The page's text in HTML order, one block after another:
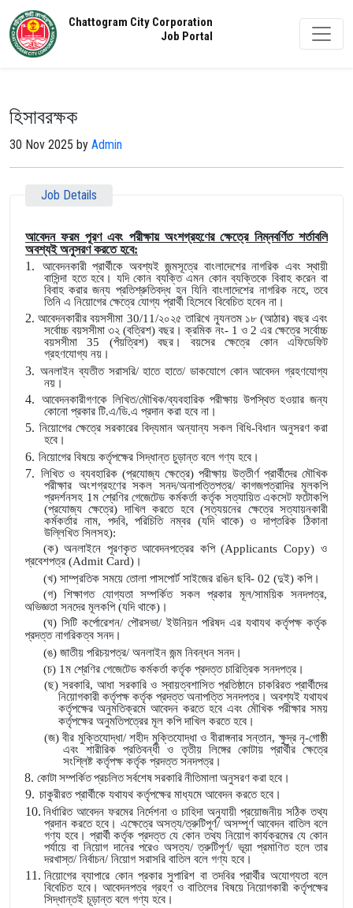
Chattogram City Corporation
Job Portal
হিসাবরক্ষক
30 Nov 2025 by Admin
Job Details
আবেদন ফরম পূরণ এবং পরীক্ষায় অংশগ্রহণের ক্ষেত্রে নিম্নবর্ণিত শর্তাবলি
অবশ্যই অনুসরণ করতে হবে:
1.
আবেদনকারী প্রার্থীকে অবশ্যই জন্মসূত্রে বাংলাদেশের নাগরিক এবং স্থায়ী
বাসিন্দা হতে হবে। যদি কোন ব্যক্তি এমন কোন ব্যক্তিকে বিবাহ করেন বা
বিবাহ করার জন্য প্রতিশ্রুতিবদ্ধ হন যিনি বাংলাদেশের নাগরিক নহে, তবে
তিনি এ নিয়োগের ক্ষেত্রে যোগ্য প্রার্থী হিসেবে বিবেচিত হবেন না।
2. আবেদনকারীর বয়সসীমা 30/11/২০২৫ তারিখে ন্যূনতম ১৮ (আঠার) বছর এবং
সর্বোচ্চ বয়সসীমা ৩২ (বত্রিশ) বছর। ক্রমিক নং- 1 ও 2 এর ক্ষেত্রে সর্বোচ্চ
বয়সসীমা 35 (পঁয়ত্রিশ) বছর। বয়সের ক্ষেত্রে কোন এফিডেফিট
গ্রহণযোগ্য নয়।
3. অনলাইন ব্যতীত সরাসরি/ হাতে হাতে/ ডাকযোগে কোন আবেদন গ্রহণযোগ্য
নয়।
4.
আবেদনকারীগণকে লিখিত/মৌখিক/ব্যবহারিক পরীক্ষায় উপস্থিত হওয়ার জন্য
কোনো প্রকার টি.এ/ডি.এ প্রদান করা হবে না।
5. নিয়োগের ক্ষেত্রে সরকারের বিদ্যমান অন্যান্য সকল বিধি-বিধান অনুসরণ করা
হবে।
6. নিয়োগের বিষয়ে কর্তৃপক্ষের সিদ্ধান্ত চুড়ান্ত বলে গণ্য হবে।
7. লিখিত ও ব্যবহারিক (প্রযোজ্য ক্ষেত্রে) পরীক্ষায় উত্তীর্ণ প্রার্থীদের মৌখিক
পরীক্ষার অংশগ্রহণের সকল সনদ/অনাপত্তিপত্র/ কাগজপত্রাদির মূলকপি
প্রদর্শনসহ 1ম শ্রেণির গেজেটেড কর্মকর্তা কর্তৃক সত্যায়িত একসেট ফটোকপি
(প্রযোজ্য ক্ষেত্রে) দাখিল করতে হবে (সত্যয়নের ক্ষেত্রে সত্যায়নকারী
কর্মকর্তার নাম, পদবি, পরিচিতি নম্বর (যদি থাকে) ও দাপ্তরিক ঠিকানা
উল্লিখিত সিলসহ):
(ক) অনলাইনে পূরণকৃত আবেদনপত্রের কপি (Applicants Copy) ও
প্রবেশপত্র (Admit Card)।
(খ) সাম্প্রতিক সময়ে তোলা পাসপোর্ট সাইজের রঙিন ছবি- 02 (দুই) কপি।
(গ) শিক্ষাগত যোগ্যতা সম্পর্কিত সকল প্রকার মূল/সাময়িক সনদপত্র,
অভিজ্ঞতা সনদের মূলকপি (যদি থাকে)।
(ঘ) সিটি কর্পোরেশন/ পৌরসভা/ ইউনিয়ন পরিষদ এর যথাযথ কর্তৃপক্ষ কর্তৃক
প্রদত্ত নাগরিকত্ব সনদ।
(ঙ) জাতীয় পরিচয়পত্র/ অনলাইন জন্ম নিবন্ধন সনদ।
(চ) 1ম শ্রেণির গেজেটেড কর্মকর্তা কর্তৃক প্রদত্ত চারিত্রিক সনদপত্র।
(ছ) সরকারি, আধা সরকারি ও স্বায়ত্বশাসিত প্রতিষ্ঠানে চাকরিরত প্রার্থীদের
নিয়োগকারী কর্তৃপক্ষ কর্তৃক প্রদত্ত অনাপত্তি সনদপত্র। অবশ্যই যথাযথ
কর্তৃপক্ষের অনুমতিক্রমে আবেদন করতে হবে এবং মৌখিক পরীক্ষার সময়
কর্তৃপক্ষের অনুমতিপত্রের মূল কপি দাখিল করতে হবে।
(জ) বীর মুক্তিযোদ্ধা/ শহীদ মুক্তিযোদ্ধা ও বীরাঙ্গনার সন্তান, ক্ষুদ্র নৃ-গোষ্ঠী
এবং শারীরিক প্রতিবন্ধী ও তৃতীয় লিঙ্গের কোটায় প্রার্থীর ক্ষেত্রে
সংশ্লিষ্ট কর্তৃপক্ষ কর্তৃক প্রদত্ত সনদপত্র।
8. কোটা সম্পর্কিত প্রচলিত সর্বশেষ সরকারি নীতিমালা অনুসরণ করা হবে।
9. চাকুরীরত প্রার্থীকে যথাযথ কর্তৃপক্ষের মাধ্যমে আবেদন করতে হবে।
10. নির্ধারিত আবেদন ফরমের নির্দেশনা ও চাহিদা অনুযায়ী প্রয়োজনীয় সঠিক তথ্য
প্রদান করতে হবে। এক্ষেত্রে অসত্য/ত্রুটিপূর্ণ/ অসম্পূর্ণ আবেদন বাতিল বলে
গণ্য হবে। প্রার্থী কর্তৃক প্রদত্ত যে কোন তথ্য নিয়োগ কার্যক্রমের যে কোন
পর্যায়ে বা নিয়োগ দানের পরেও অসত্য/ ত্রুটিপূর্ণ/ ভূয়া প্রমাণিত হলে তার
দরখাস্ত/ নির্বাচন/ নিয়োগ সরাসরি বাতিল বলে গণ্য হবে।
11. নিয়োগের ব্যাপারে কোন প্রকার সুপারিশ বা তদবির প্রার্থীর অযোগ্যতা বলে
বিবেচিত হবে। আবেদনপত্র গ্রহণ ও বাতিলের বিষয়ে নিয়োগকারী কর্তৃপক্ষের
সিদ্ধান্তই চূড়ান্ত বলে গণ্য হবে।